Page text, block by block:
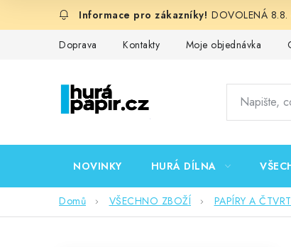
DOVOLENÁ
Doprava Kontakty Moje objednávka
NOVINKY HURÁ DÍLNA
Domů VŠECHNO ZBOŽÍ PAPÍRY A